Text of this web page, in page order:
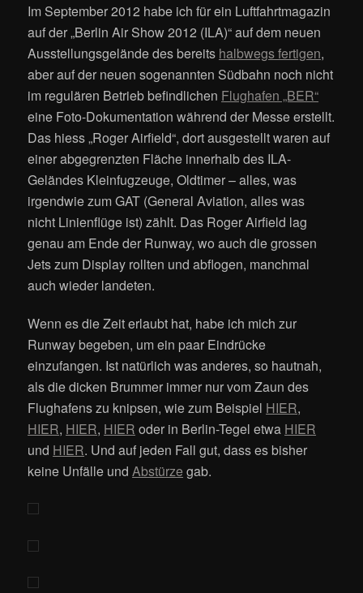
Im September 2012 habe ich für ein Luftfahrtmagazin
auf der „Berlin Air Show 2012 (ILA)“ auf dem neuen
Ausstellungsgelände des bereits halbwegs fertigen,
aber auf der neuen sogenannten Südbahn noch nicht
im regulären Betrieb befindlichen Flughafen „BER“
eine Foto-Dokumentation während der Messe erstellt.
Das hiess „Roger Airfield“, dort ausgestellt waren auf
einer abgegrenzten Fläche innerhalb des ILA-
Geländes Kleinfugzeuge, Oldtimer – alles, was
irgendwie zum GAT (General Aviation, alles was
nicht Linienflüge ist) zählt. Das Roger Airfield lag
genau am Ende der Runway, wo auch die grossen
Jets zum Display rollten und abflogen, manchmal
auch wieder landeten.
Wenn es die Zeit erlaubt hat, habe ich mich zur
Runway begeben, um ein paar Eindrücke
einzufangen. Ist natürlich was anderes, so hautnah,
als die dicken Brummer immer nur vom Zaun des
Flughafens zu knipsen, wie zum Beispiel HIER,
HIER, HIER, HIER oder in Berlin-Tegel etwa HIER
und HIER. Und auf jeden Fall gut, dass es bisher
keine Unfälle undAbstürze gab.